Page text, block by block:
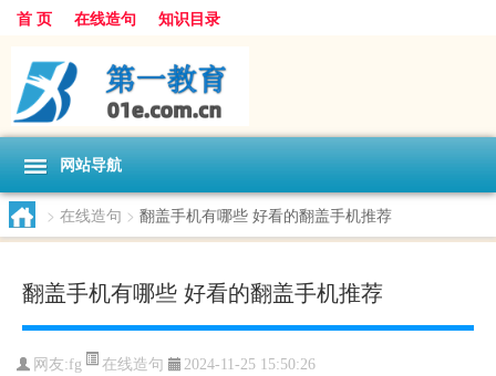
首 页 在线造句 知识目录
网站导航
> 在线造句 > 翻盖手机有哪些 好看的翻盖手机推荐
翻盖手机有哪些 好看的翻盖手机推荐
网友:fg 在线造句 2024-11-25 15:50:26